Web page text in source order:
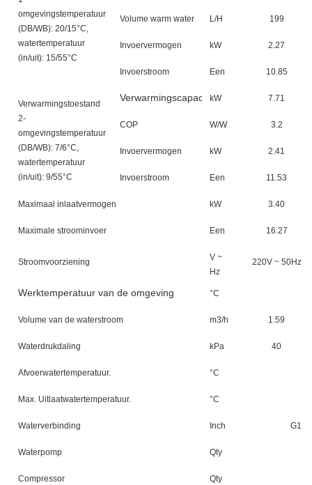
omgevingstemperatuur
(DB/WB): 20/15°C,
watertemperatuur
(in/uit): 15/55°C
Volume warm water L/H 199
Invoervermogen kW 2.27
Invoerstroom Een 10.85
Verwarmingstoestand
2-
omgevingstemperatuur
(DB/WB): 7/6°C,
watertemperatuur
(in/uit): 9/55°C
Verwarmingscapaciteit
kW 7.71
COP W/W 3.2
Invoervermogen kW 2.41
Invoerstroom Een 11.53
Maximaal inlaatvermogen kW 3.40
Maximale stroominvoer Een 16.27
Stroomvoorziening
V ~
Hz
220V ~ 50Hz
Werktemperatuur van de omgeving °C
Volume van de waterstroom m3/h 1.59
Waterdrukdaling kPa 40
Afvoerwatertemperatuur. °C
Max. Uitlaatwatertemperatuur. °C
Waterverbinding Inch G1
Waterpomp Qty
Compressor Qty